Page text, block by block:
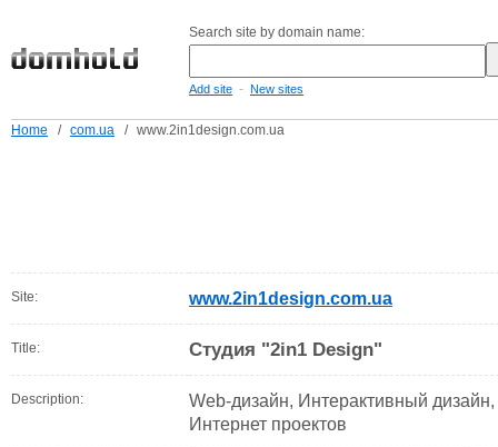
Search site by domain name:
Add site - New sites
Home / com.ua / www.2in1design.com.ua
Site: www.2in1design.com.ua
Title: Студия "2in1 Design"
Description:
Web-дизайн, Интерактивный
Интернет проектов